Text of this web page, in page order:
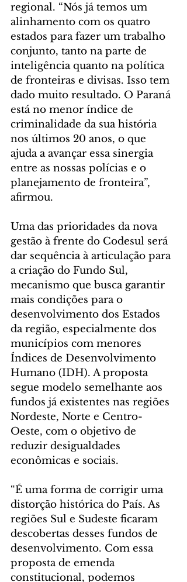
regional. “Nós já temos um
alinhamento com os quatro
estados para fazer um trabalho
conjunto, tanto na parte de
inteligência quanto na política
de fronteiras e divisas. Isso tem
dado muito resultado. O Paraná
está no menor índice de
criminalidade da sua história
nos últimos 20 anos, o que
ajuda a avançar essa sinergia
entre as nossas polícias e o
planejamento de fronteira”,
afirmou.
Uma das prioridades da nova
gestão à frente do Codesul será
dar sequência à articulação para
a criação do Fundo Sul,
mecanismo que busca garantir
mais condições para o
desenvolvimento dos Estados
da região, especialmente dos
municípios com menores
Índices de Desenvolvimento
Humano (IDH). A proposta
segue modelo semelhante aos
fundos já existentes nas regiões
Nordeste, Norte e Centro-
Oeste, com o objetivo de
reduzir desigualdades
econômicas e sociais.
“É uma forma de corrigir uma
distorção histórica do País. As
regiões Sul e Sudeste ficaram
descobertas desses fundos de
desenvolvimento. Com essa
proposta de emenda
constitucional, podemos